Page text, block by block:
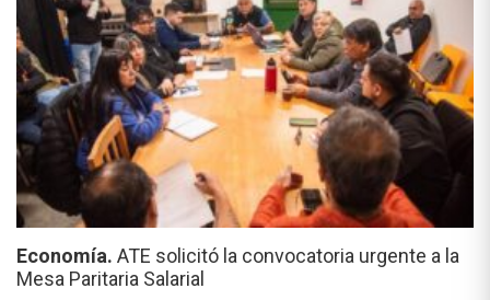
Economía. ATE solicitó la convocatoria urgente a la
Mesa Paritaria Salarial